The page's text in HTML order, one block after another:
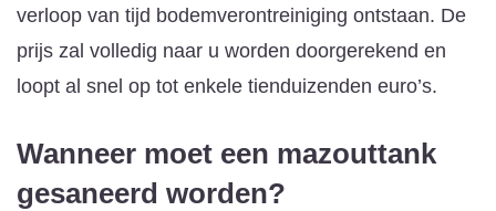
verloop van tijd bodemverontreiniging ontstaan. De
prijs zal volledig naar u worden doorgerekend en
loopt al snel op tot enkele tienduizenden euro’s.
Wanneer moet een mazouttank
gesaneerd worden?